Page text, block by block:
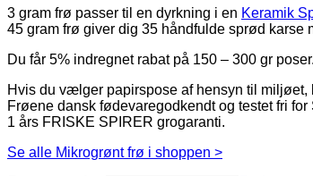
3 gram frø passer til en dyrkning i en Keramik
45 gram frø giver dig 35 håndfulde sprød karse
Du får 5% indregnet rabat på 150 – 300 gr poser.
Hvis du vælger papirspose af hensyn til
Frøene dansk fødevaregodkendt og testet fri
1 års FRISKE SPIRER grogaranti.
Se alle Mikrogrønt frø i shoppen >